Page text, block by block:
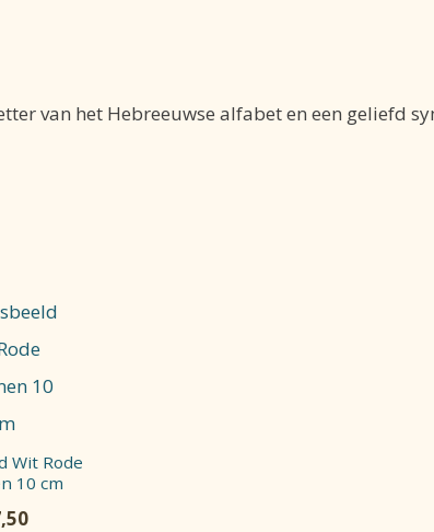
van het Hebreeuwse alfabet en een geliefd
Wit Rode
10 cm